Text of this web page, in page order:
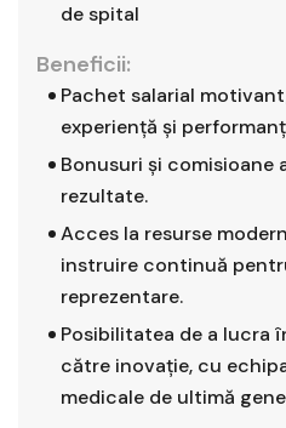
de spital
Beneficii:
Pachet salarial
experiență și
Bonusuri și
rezultate.
Acces la resurse
instruire continuă
reprezentare.
Posibilitatea de a lucra
către inovație, cu
medicale de ultimă